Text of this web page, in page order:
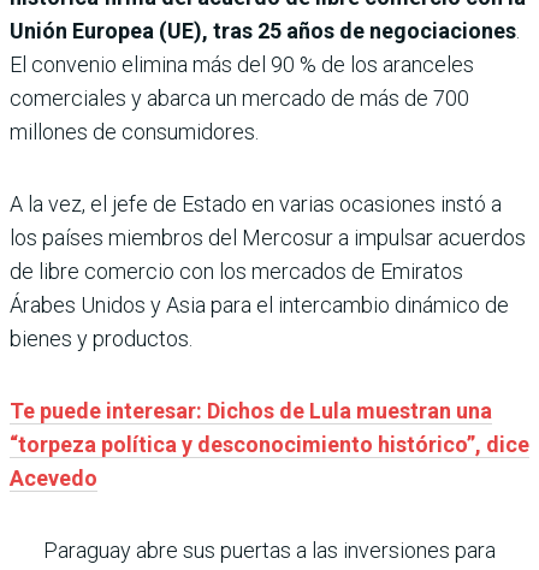
Unión Europea (UE), tras 25 años de negociaciones.
El convenio elimina más del 90 % de los aranceles
comerciales y abarca un mercado de más de 700
millones de consumidores.
A la vez, el jefe de Estado en varias ocasiones instó a
los países miembros del Mercosur a impulsar acuerdos
de libre comercio con los mercados de Emiratos
Árabes Unidos y Asia para el intercambio dinámico de
bienes y productos.
Te puede interesar: Dichos de Lula muestran una
“torpeza política y desconocimiento histórico”, dice
Acevedo
Paraguay abre sus puertas a las inversiones para